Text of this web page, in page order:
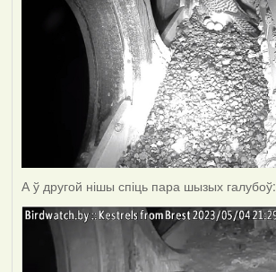
А ў другой нішы спіць пара шызых галубоў: